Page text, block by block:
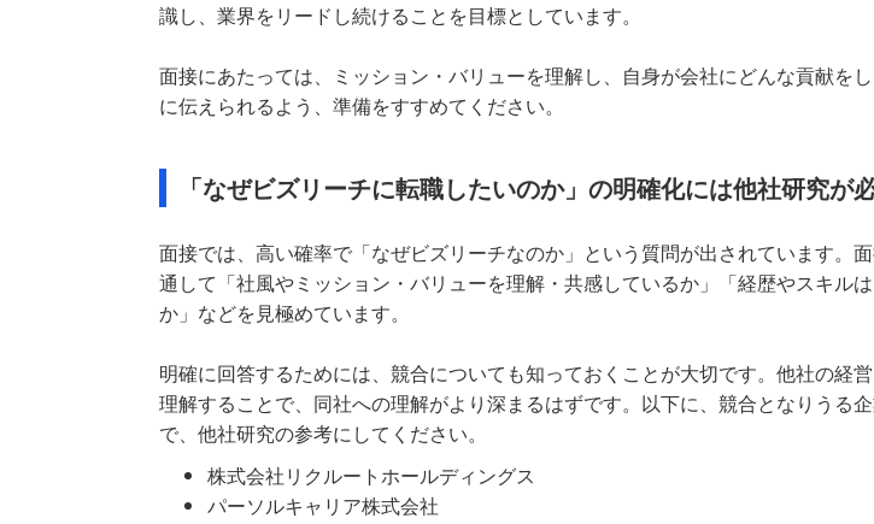
識し、業界をリードし続けることを目標としています。
面接にあたっては、ミッション・バリューを理解し、自身が会社にどんな貢献を
に伝えられるよう、準備をすすめてください。
「なぜビズリーチに転職したいのか」の明確化には他社研究が
面接では、高い確率で「なぜビズリーチなのか」という質問が出されています。
通して「社風やミッション・バリューを理解・共感しているか」「経歴やスキル
か」などを見極めています。
明確に回答するためには、競合についても知っておくことが大切です。他社の経
理解することで、同社への理解がより深まるはずです。以下に、競合となりうる
で、他社研究の参考にしてください。
株式会社リクルートホールディングス
パーソルキャリア株式会社